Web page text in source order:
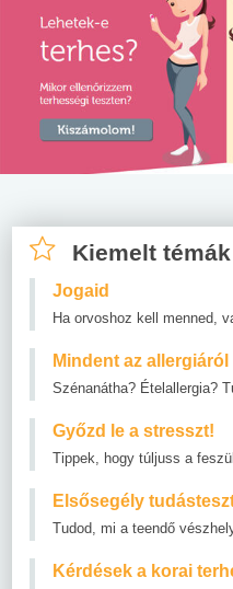
Kiemelt témák
Jogaid
Ha orvoshoz kell menned,
Mindent az allergiáról
Szénanátha? Ételallergia?
Győzd le a stresszt!
Tippek, hogy túljuss a
Elsősegély
Tudod, mi a teendő
Kérdések a korai